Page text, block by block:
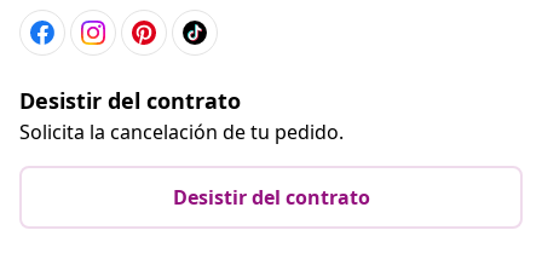
Desistir del contrato
Solicita la cancelación de tu pedido.
Desistir del contrato